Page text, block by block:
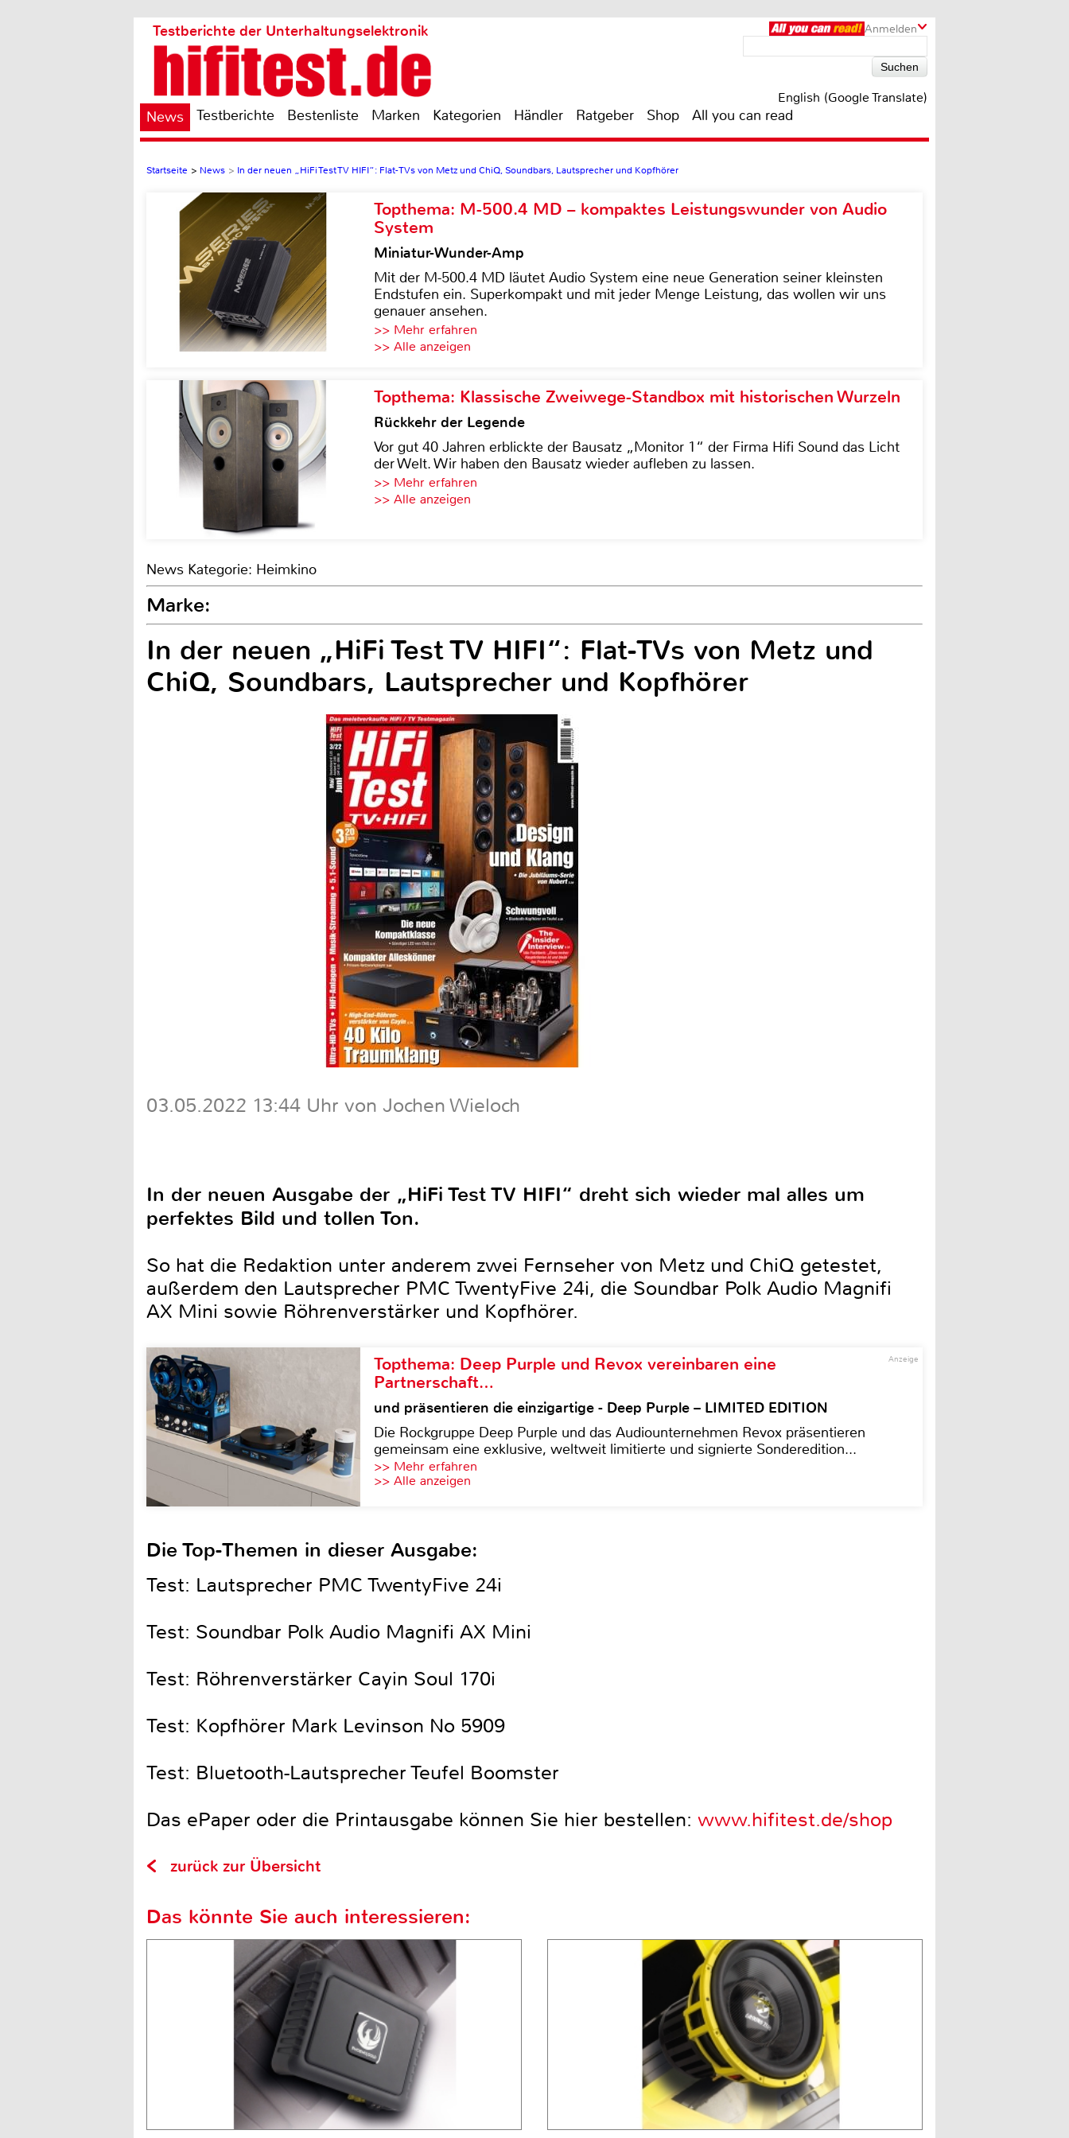
Anmelden
Testberichte der Unterhaltungselektronik
English (Google Translate)
News Testberichte Bestenliste Marken Kategorien Händler Ratgeber Shop All you can read
Startseite > News > In der neuen „HiFi Test TV HIFI“: Flat-TVs von Metz und ChiQ, Soundbars, Lautsprecher und Kopfhörer
Topthema: M-500.4 MD – kompaktes Leistungswunder von Audio
System
Miniatur-Wunder-Amp
Mit der M-500.4 MD läutet Audio System eine neue Generation seiner kleinsten
Endstufen ein. Superkompakt und mit jeder Menge Leistung, das wollen wir uns
genauer ansehen.
>> Mehr erfahren
>> Alle anzeigen
Topthema: Klassische Zweiwege-Standbox mit historischen Wurzeln
Rückkehr der Legende
Vor gut 40 Jahren erblickte der Bausatz „Monitor 1“ der Firma Hifi Sound das Licht
der Welt. Wir haben den Bausatz wieder aufleben zu lassen.
>> Mehr erfahren
>> Alle anzeigen
News Kategorie: Heimkino
Marke:
In der neuen „HiFi Test TV HIFI“: Flat-TVs von Metz und
ChiQ, Soundbars, Lautsprecher und Kopfhörer
03.05.2022 13:44 Uhr von Jochen Wieloch
In der neuen Ausgabe der „HiFi Test TV HIFI“ dreht sich wieder mal alles um
perfektes Bild und tollen Ton.
So hat die Redaktion unter anderem zwei Fernseher von Metz und ChiQ getestet,
außerdem den Lautsprecher PMC TwentyFive 24i, die Soundbar Polk Audio Magnifi
AX Mini sowie Röhrenverstärker und Kopfhörer.
Anzeige
Topthema: Deep Purple und Revox vereinbaren eine
Partnerschaft…
und präsentieren die einzigartige - Deep Purple – LIMITED EDITION
Die Rockgruppe Deep Purple und das Audiounternehmen Revox präsentieren
gemeinsam eine exklusive, weltweit limitierte und signierte Sonderedition...
>> Mehr erfahren
>> Alle anzeigen
Die Top-Themen in dieser Ausgabe:
Test: Lautsprecher PMC TwentyFive 24i
Test: Soundbar Polk Audio Magnifi AX Mini
Test: Röhrenverstärker Cayin Soul 170i
Test: Kopfhörer Mark Levinson No 5909
Test: Bluetooth-Lautsprecher Teufel Boomster
Das ePaper oder die Printausgabe können Sie hier bestellen: www.hifitest.de/shop
zurück zur Übersicht
Das könnte Sie auch interessieren: